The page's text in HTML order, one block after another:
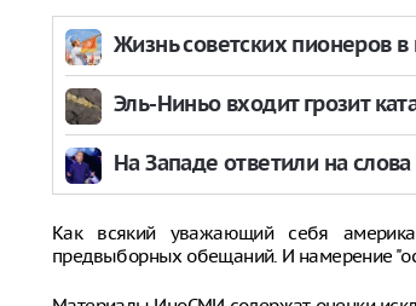
Жизнь советских пионеров
Эль-Ниньо входит грозит
На Западе ответили на
Как всякий уважающий себя
предвыборных обещаний. И намерение